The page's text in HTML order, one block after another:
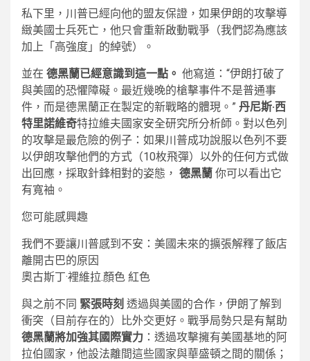
私下里，川普已經向他的盟友保證，如果伊朗的攻擊導
緻美國士兵死亡，他只會重新啟動戰爭（我們認為應該
加上「高強度」的綽號）。
並在 德黑蘭已經意識到這一點。 他寫道：“伊朗打破了
與美國的恐懼障礙。最近幾晚的槍擊事件不是普通事
件，而是德黑蘭正在製定的新戰略的體現。” 丹尼斯·西
特里諾維奇特拉維夫國家安全研究所分析師。對以色列
的攻擊是最危險的例子：如果川普成功說服以色列不要
以伊朗攻擊他們的方式（10枚飛彈）以外的任何方式做
出回應，採取針鋒相對的姿態， 德黑蘭 你可以看出它
有寬袖。
您可能感興趣
我們不要讓川普感到不安：美國未來的擴張解釋了飯店
離開古巴的原因
奧古斯丁·裡維拉.顏色 紅色
與之前不同 緊張時刻 透過與美國的合作，伊朗了解到
衝突（目前存在的）比外交更好。戰爭局勢只是有幫助
德黑蘭將加強其國際實力 ：透過攻擊擁有美國基地的阿
拉伯國家，他設法離間這些國家與華盛頓之間的關係；